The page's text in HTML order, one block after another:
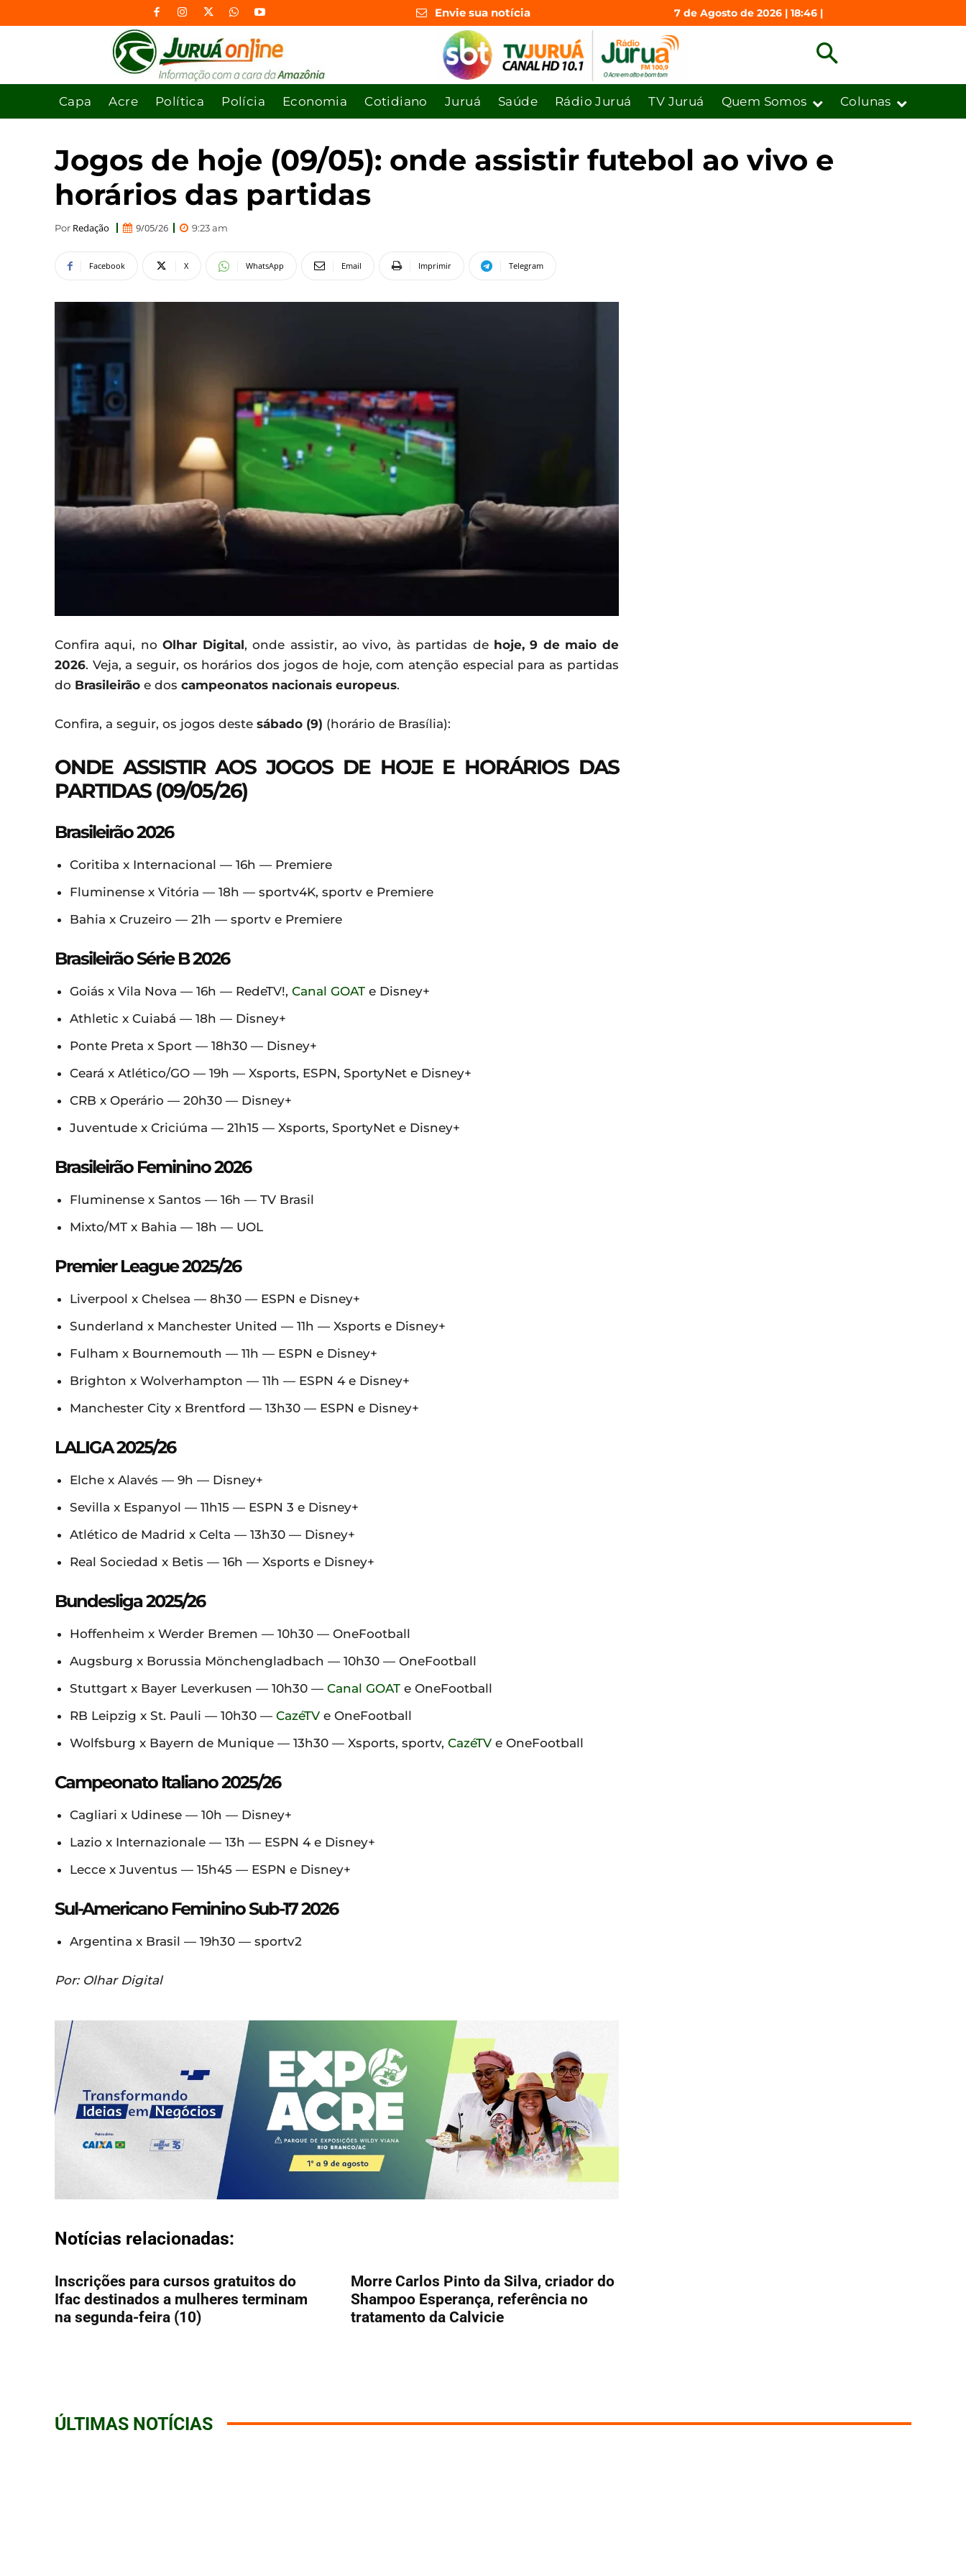
Envie sua notícia 7 de Agosto de 2026 | 18:46 |
Capa Acre Política Polícia Economia Cotidiano Juruá Saúde Rádio Juruá TV Juruá Quem Somos Colunas
Jogos de hoje (09/05): onde assistir futebol ao vivo e
horários das partidas
Por Redação 9/05/26 9:23 am
Facebook X WhatsApp Email Imprimir Telegram
Confira aqui, noOlhar Digital, onde assistir, ao vivo, às partidas de hoje, 9 de maio de
2026. Veja, a seguir, os horários dos jogos de hoje, com atenção especial para as partidas
do Brasileirão e dos campeonatos nacionais europeus.
Confira, a seguir, os jogos deste sábado (9) (horário de Brasília):
ONDE ASSISTIR AOS JOGOS DE HOJE E HORÁRIOS DAS
PARTIDAS (09/05/26)
Brasileirão 2026
Coritiba x Internacional — 16h — Premiere
Fluminense x Vitória — 18h — sportv4K, sportv e Premiere
Bahia x Cruzeiro — 21h — sportv e Premiere
Brasileirão Série B 2026
Goiás x Vila Nova — 16h — RedeTV!, Canal GOAT e Disney+
Athletic x Cuiabá — 18h — Disney+
Ponte Preta x Sport — 18h30 — Disney+
Ceará x Atlético/GO — 19h — Xsports, ESPN, SportyNet e Disney+
CRB x Operário — 20h30 — Disney+
Juventude x Criciúma — 21h15 — Xsports, SportyNet e Disney+
Brasileirão Feminino 2026
Fluminense x Santos — 16h — TV Brasil
Mixto/MT x Bahia — 18h — UOL
Premier League 2025/26
Liverpool x Chelsea — 8h30 — ESPN e Disney+
Sunderland x Manchester United — 11h — Xsports e Disney+
Fulham x Bournemouth — 11h — ESPN e Disney+
Brighton x Wolverhampton — 11h — ESPN 4 e Disney+
Manchester City x Brentford — 13h30 — ESPN e Disney+
LALIGA 2025/26
Elche x Alavés — 9h — Disney+
Sevilla x Espanyol — 11h15 — ESPN 3 e Disney+
Atlético de Madrid x Celta — 13h30 — Disney+
Real Sociedad x Betis — 16h — Xsports e Disney+
Bundesliga 2025/26
Hoffenheim x Werder Bremen — 10h30 — OneFootball
Augsburg x Borussia Mönchengladbach — 10h30 — OneFootball
Stuttgart x Bayer Leverkusen — 10h30 — Canal GOAT e OneFootball
RB Leipzig x St. Pauli — 10h30 — CazéTV e OneFootball
Wolfsburg x Bayern de Munique — 13h30 — Xsports, sportv, CazéTV e OneFootball
Campeonato Italiano 2025/26
Cagliari x Udinese — 10h — Disney+
Lazio x Internazionale — 13h — ESPN 4 e Disney+
Lecce x Juventus — 15h45 — ESPN e Disney+
Sul-Americano Feminino Sub-17 2026
Argentina x Brasil — 19h30 — sportv2
Por: Olhar Digital
Notícias relacionadas:
Inscrições para cursos gratuitos do
Ifac destinados a mulheres terminam
na segunda-feira (10)
Morre Carlos Pinto da Silva, criador do
Shampoo Esperança, referência no
tratamento da Calvicie
ÚLTIMAS NOTÍCIAS